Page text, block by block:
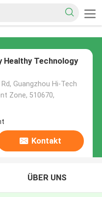
Healthy Technology
Guangzhou Hi-Tech
Zone, 510670,
Kontakt
ÜBER UNS